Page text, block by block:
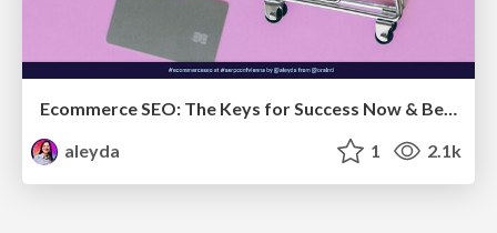
aleyda
1 2.1k